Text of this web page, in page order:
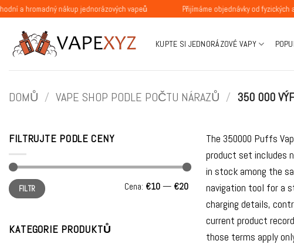
Přeskočit
obsah
nákup jednorázových vapeů Přijímáme objednávky od fyzických a
KUPTE SI JEDNORÁZOVÉ VAPY
DOMŮ / VAPE SHOP PODLE POČTU NÁRAZŮ / 350 000
FILTRUJTE PODLE CENY
Minimální
cena
Maximální
cenaFILTR Cena: €10 — €20
KATEGORIE PRODUKTŮ
The 350000 Puffs
product set includes
in stock among the
navigation tool for a
charging details,
current product
those terms apply